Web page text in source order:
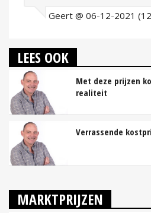
Geert @ 06-12-2021
LEES OOK
Met deze prijzen
realiteit
Verrassende
MARKTPRIJZEN